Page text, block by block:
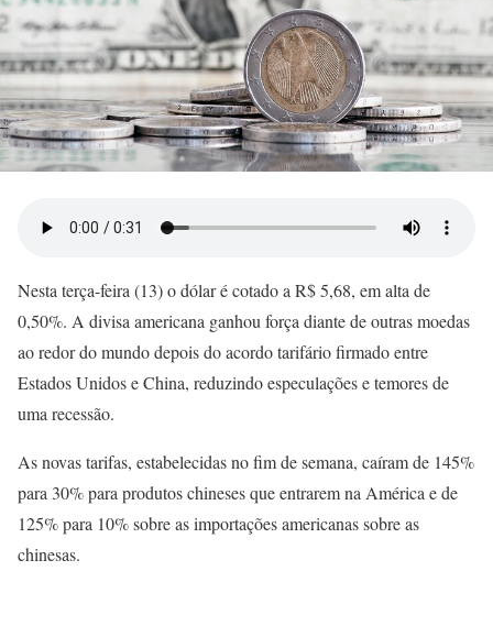
Nesta terça-feira (13) o dólar é cotado a R$ 5,68, em alta de
0,50%. A divisa americana ganhou força diante de outras moedas
ao redor do mundo depois do acordo tarifário firmado entre
Estados Unidos e China, reduzindo especulações e temores de
uma recessão.
As novas tarifas, estabelecidas no fim de semana, caíram de 145%
para 30% para produtos chineses que entrarem na América e de
125% para 10% sobre as importações americanas sobre as
chinesas.